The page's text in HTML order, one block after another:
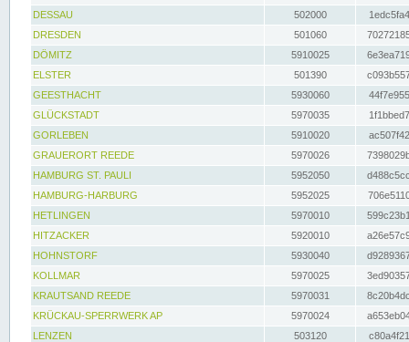
DESSAU
502000
DRESDEN
501060
DÖMITZ
5910025
ELSTER
501390
GEESTHACHT
5930060
GLÜCKSTADT
5970035
GORLEBEN
5910020
GRAUERORT REEDE
5970026
HAMBURG ST. PAULI
5952050
HAMBURG-HARBURG
5952025
HETLINGEN
5970010
HITZACKER
5920010
HOHNSTORF
5930040
KOLLMAR
5970025
KRAUTSAND REEDE
5970031
KRÜCKAU-SPERRWERK AP
5970024
LENZEN
503120